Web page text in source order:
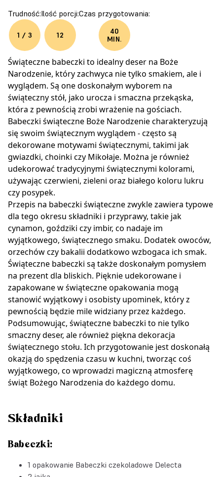
Trudność:
1 / 3
Ilość porcji:
12
Czas przygotowania:
40
MIN.
Świąteczne babeczki to idealny deser na Boże
Narodzenie, który zachwyca nie tylko smakiem, ale i
wyglądem. Są one doskonałym wyborem na
świąteczny stół, jako urocza i smaczna przekąska,
która z pewnością zrobi wrażenie na gościach.
Babeczki świąteczne Boże Narodzenie charakteryzują
się swoim świątecznym wyglądem - często są
dekorowane motywami świątecznymi, takimi jak
gwiazdki, choinki czy Mikołaje. Można je również
udekorować tradycyjnymi świątecznymi kolorami,
używając czerwieni, zieleni oraz białego koloru lukru
czy posypek.
Przepis na babeczki świąteczne zwykle zawiera typowe
dla tego okresu składniki i przyprawy, takie jak
cynamon, goździki czy imbir, co nadaje im
wyjątkowego, świątecznego smaku. Dodatek owoców,
orzechów czy bakalii dodatkowo wzbogaca ich smak.
Świąteczne babeczki są także doskonałym pomysłem
na prezent dla bliskich. Pięknie udekorowane i
zapakowane w świąteczne opakowania mogą
stanowić wyjątkowy i osobisty upominek, który z
pewnością będzie mile widziany przez każdego.
Podsumowując, świąteczne babeczki to nie tylko
smaczny deser, ale również piękna dekoracja
świątecznego stołu. Ich przygotowanie jest doskonałą
okazją do spędzenia czasu w kuchni, tworząc coś
wyjątkowego, co wprowadzi magiczną atmosferę
świąt Bożego Narodzenia do każdego domu.
Składniki
Babeczki:
1 opakowanie Babeczki czekoladowe Delecta